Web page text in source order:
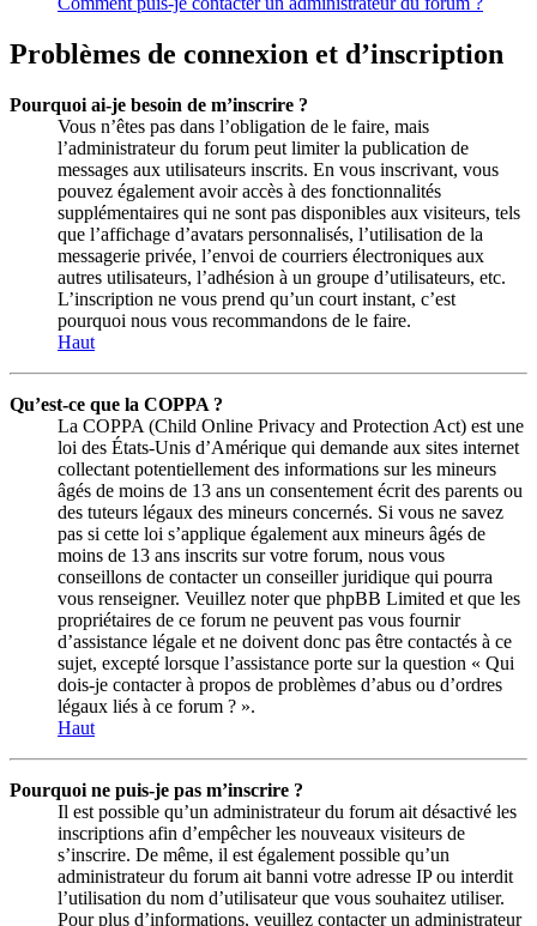
Problèmes de connexion et d’inscription
Pourquoi ai-je besoin de m’inscrire ?
Vous n’êtes pas dans l’obligation de le faire, mais
l’administrateur du forum peut limiter la publication de
messages aux utilisateurs inscrits. En vous inscrivant, vous
pouvez également avoir accès à des fonctionnalités
supplémentaires qui ne sont pas disponibles aux visiteurs, tels
que l’affichage d’avatars personnalisés, l’utilisation de la
messagerie privée, l’envoi de courriers électroniques aux
autres utilisateurs, l’adhésion à un groupe d’utilisateurs, etc.
L’inscription ne vous prend qu’un court instant, c’est
pourquoi nous vous recommandons de le faire.
Haut
Qu’est-ce que la COPPA ?
La COPPA (Child Online Privacy and Protection Act) est une
loi des États-Unis d’Amérique qui demande aux sites internet
collectant potentiellement des informations sur les mineurs
âgés de moins de 13 ans un consentement écrit des parents ou
des tuteurs légaux des mineurs concernés. Si vous ne savez
pas si cette loi s’applique également aux mineurs âgés de
moins de 13 ans inscrits sur votre forum, nous vous
conseillons de contacter un conseiller juridique qui pourra
vous renseigner. Veuillez noter que phpBB Limited et que les
propriétaires de ce forum ne peuvent pas vous fournir
d’assistance légale et ne doivent donc pas être contactés à ce
sujet, excepté lorsque l’assistance porte sur la question « Qui
dois-je contacter à propos de problèmes d’abus ou d’ordres
légaux liés à ce forum ? ».
Haut
Pourquoi ne puis-je pas m’inscrire ?
Il est possible qu’un administrateur du forum ait désactivé les
inscriptions afin d’empêcher les nouveaux visiteurs de
s’inscrire. De même, il est également possible qu’un
administrateur du forum ait banni votre adresse IP ou interdit
l’utilisation du nom d’utilisateur que vous souhaitez utiliser.
Pour plus d’informations, veuillez contacter un administrateur